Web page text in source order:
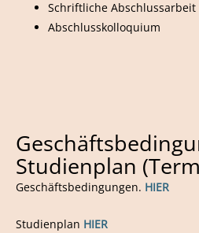
Schriftliche Abschlussarbeit
Abschlusskolloquium
Studienplan
Geschäftsbedingungen. HIER
Studienplan HIER